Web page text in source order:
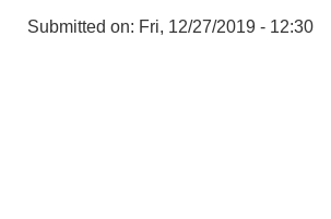
Submitted on: Fri, 12/27/2019 - 12:30